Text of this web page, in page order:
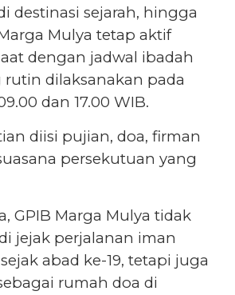
destinasi sejarah, hingga
Mulya tetap aktif
dengan jadwal ibadah
dilaksanakan pada
dan 17.00 WIB.
diisi pujian, doa, firman
persekutuan yang
GPIB Marga Mulya tidak
jejak perjalanan iman
abad ke-19, tetapi juga
rumah doa di